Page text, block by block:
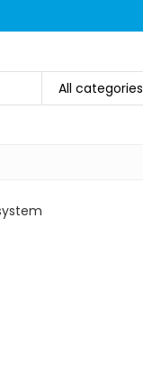
All categories